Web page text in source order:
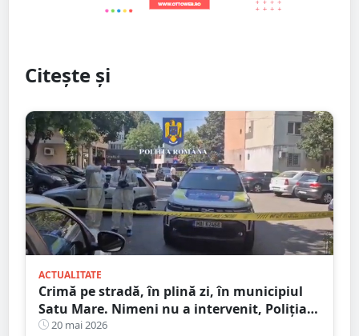
Citește și
ACTUALITATE
Crimă pe stradă, în plină zi, în municipiul
Satu Mare. Nimeni nu a intervenit, Poliția a
dat o simplă amendă!
20 mai 2026